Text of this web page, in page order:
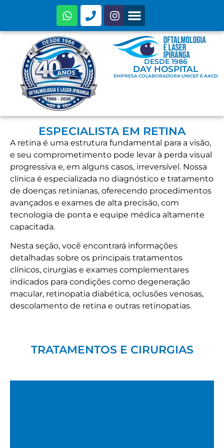
DESDE 1986
DAY HOSPITAL
EMPRESA COLABORADORA UNICEF E AACD
ESPECIALISTA EM RETINA
A retina é uma estrutura fundamental para a visão,
e seu comprometimento pode levar à perda visual
progressiva e, em alguns casos, irreversível. Nossa
clínica é especializada no diagnóstico e tratamento
de doenças retinianas, oferecendo procedimentos
avançados e exames de alta precisão, com
tecnologia de ponta e equipe médica altamente
capacitada.
Nesta seção, você encontrará informações
detalhadas sobre os principais tratamentos
clínicos, cirurgias e exames complementares
indicados para condições como degeneração
macular, retinopatia diabética, oclusões venosas,
descolamento de retina e outras retinopatias.
TRATAMENTOS E CIRURGIAS